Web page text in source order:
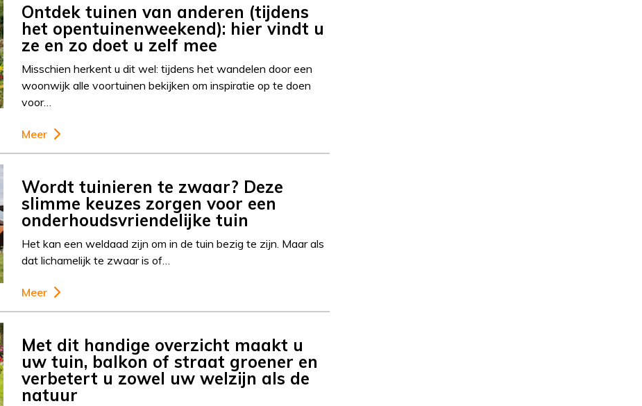
Ontdek tuinen van anderen (tijdens
het opentuinenweekend): hier vindt u
ze en zo doet u zelf mee
Misschien herkent u dit wel: tijdens het wandelen door een
woonwijk alle voortuinen bekijken om inspiratie op te doen
voor…
Meer
Wordt tuinieren te zwaar? Deze
slimme keuzes zorgen voor een
onderhoudsvriendelijke tuin
Het kan een weldaad zijn om in de tuin bezig te zijn. Maar als
dat lichamelijk te zwaar is of…
Meer
Met dit handige overzicht maakt u
uw tuin, balkon of straat groener en
verbetert u zowel uw welzijn als de
natuur